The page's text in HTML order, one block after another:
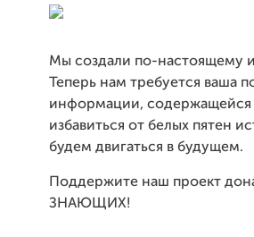
Мы создали по-настоящему
Теперь нам требуется ваша
информации,
избавиться от белых пятен
будем двигаться в будущем.
Поддержите наш проект
ЗНАЮЩИХ!